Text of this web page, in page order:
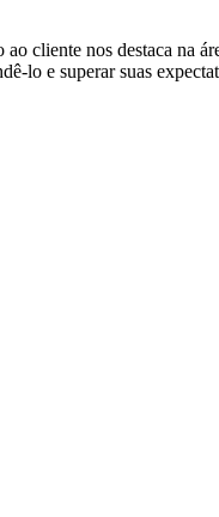
cliente nos destaca na
lo e superar suas